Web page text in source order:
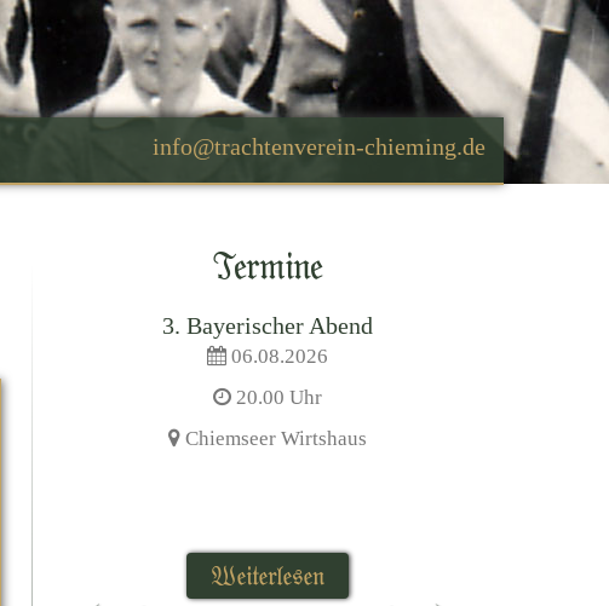
Termine
3. Bayerischer Abend
06.08.2026
20.00 Uhr
Chiemseer Wirtshaus
Weiterlesen